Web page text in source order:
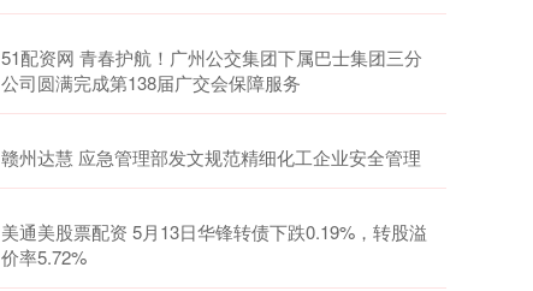
51配资网 青春护航！广州公交集团下属巴士集团三分
公司圆满完成第138届广交会保障服务
赣州达慧 应急管理部发文规范精细化工企业安全管理
美通美股票配资 5月13日华锋转债下跌0.19%，转股溢
价率5.72%